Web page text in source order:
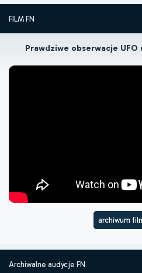
FILM FN
Prawdziwe obserwacje
archiwum
Archiwalne audycje FN